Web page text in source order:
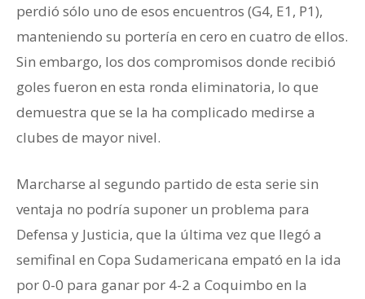
perdió sólo uno de esos encuentros (G4, E1, P1),
manteniendo su portería en cero en cuatro de ellos.
Sin embargo, los dos compromisos donde recibió
goles fueron en esta ronda eliminatoria, lo que
demuestra que se la ha complicado medirse a
clubes de mayor nivel.
Marcharse al segundo partido de esta serie sin
ventaja no podría suponer un problema para
Defensa y Justicia, que la última vez que llegó a
semifinal en Copa Sudamericana empató en la ida
por 0-0 para ganar por 4-2 a Coquimbo en la